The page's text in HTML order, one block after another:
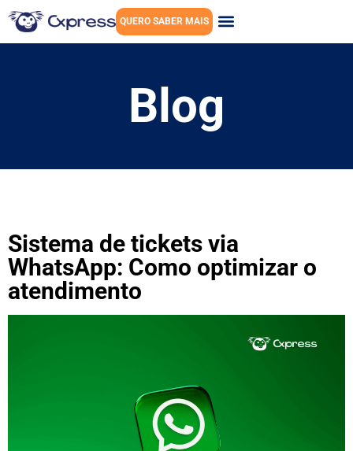
QUERO SABER MAIS
Blog
Sistema de tickets via
WhatsApp: Como optimizar o
atendimento